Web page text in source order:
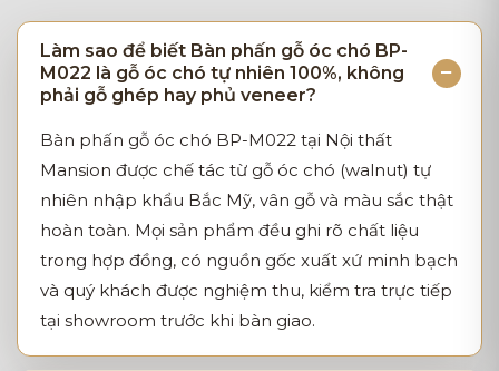
Làm sao để biết Bàn phấn gỗ óc chó BP-
M022 là gỗ óc chó tự nhiên 100%, không
phải gỗ ghép hay phủ veneer?
Bàn phấn gỗ óc chó BP-M022 tại Nội thất
Mansion được chế tác từ gỗ óc chó (walnut) tự
nhiên nhập khẩu Bắc Mỹ, vân gỗ và màu sắc thật
hoàn toàn. Mọi sản phẩm đều ghi rõ chất liệu
trong hợp đồng, có nguồn gốc xuất xứ minh bạch
và quý khách được nghiệm thu, kiểm tra trực tiếp
tại showroom trước khi bàn giao.